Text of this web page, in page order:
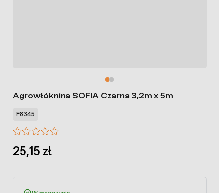
Agrowłóknina SOFIA Czarna 3,2m x 5m
F8345
25,15 zł